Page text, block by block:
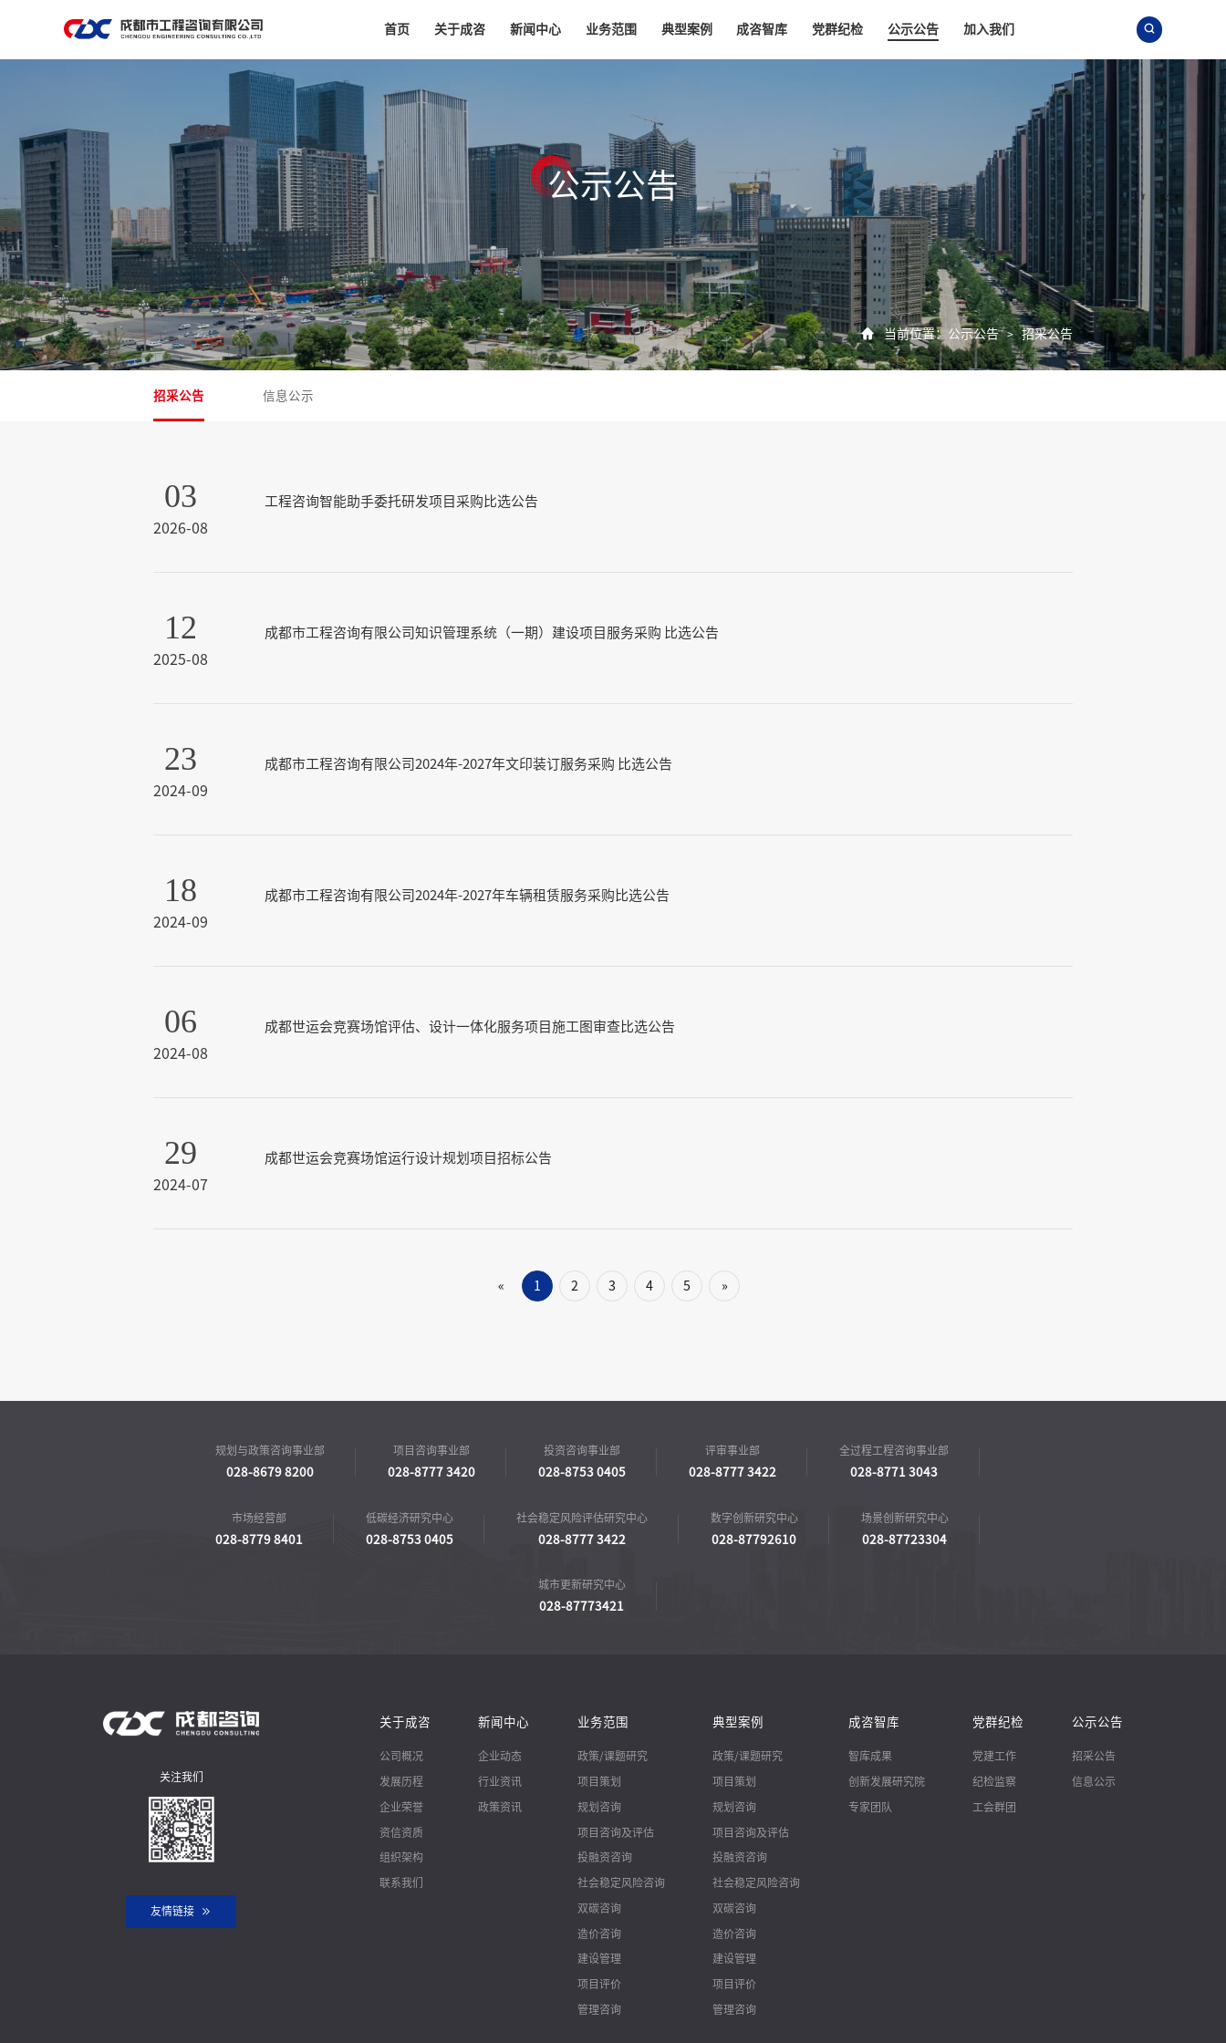
首页 关于成咨 新闻中心 业务范围 典型案例 成咨智库 党群纪检 公示公告 加入我们 
公示公告
 当前位置： 公示公告 > 招采公告
招采公告 信息公示
03
2026-08
工程咨询智能助手委托研发项目采购比选公告
12
2025-08
成都市工程咨询有限公司知识管理系统（一期）建设项目服务采购 比选公告
23
2024-09
成都市工程咨询有限公司2024年-2027年文印装订服务采购 比选公告
18
2024-09
成都市工程咨询有限公司2024年-2027年车辆租赁服务采购比选公告
06
2024-08
成都世运会竞赛场馆评估、设计一体化服务项目施工图审查比选公告
29
2024-07
成都世运会竞赛场馆运行设计规划项目招标公告
« 1 2 3 4 5 »
规划与政策咨询事业部
028-8679 8200
项目咨询事业部
028-8777 3420
投资咨询事业部
028-8753 0405
评审事业部
028-8777 3422
全过程工程咨询事业部
028-8771 3043
市场经营部
028-8779 8401
低碳经济研究中心
028-8753 0405
社会稳定风险评估研究中心
028-8777 3422
数字创新研究中心
028-87792610
场景创新研究中心
028-87723304
城市更新研究中心
028-87773421
关注我们
友情链接
关于成咨
公司概况
发展历程
企业荣誉
资信资质
组织架构
联系我们
新闻中心
企业动态
行业资讯
政策资讯
业务范围
政策/课题研究
项目策划
规划咨询
项目咨询及评估
投融资咨询
社会稳定风险咨询
双碳咨询
造价咨询
建设管理
项目评价
管理咨询
典型案例
政策/课题研究
项目策划
规划咨询
项目咨询及评估
投融资咨询
社会稳定风险咨询
双碳咨询
造价咨询
建设管理
项目评价
管理咨询
成咨智库
智库成果
创新发展研究院
专家团队
党群纪检
党建工作
纪检监察
工会群团
公示公告
招采公告
信息公示